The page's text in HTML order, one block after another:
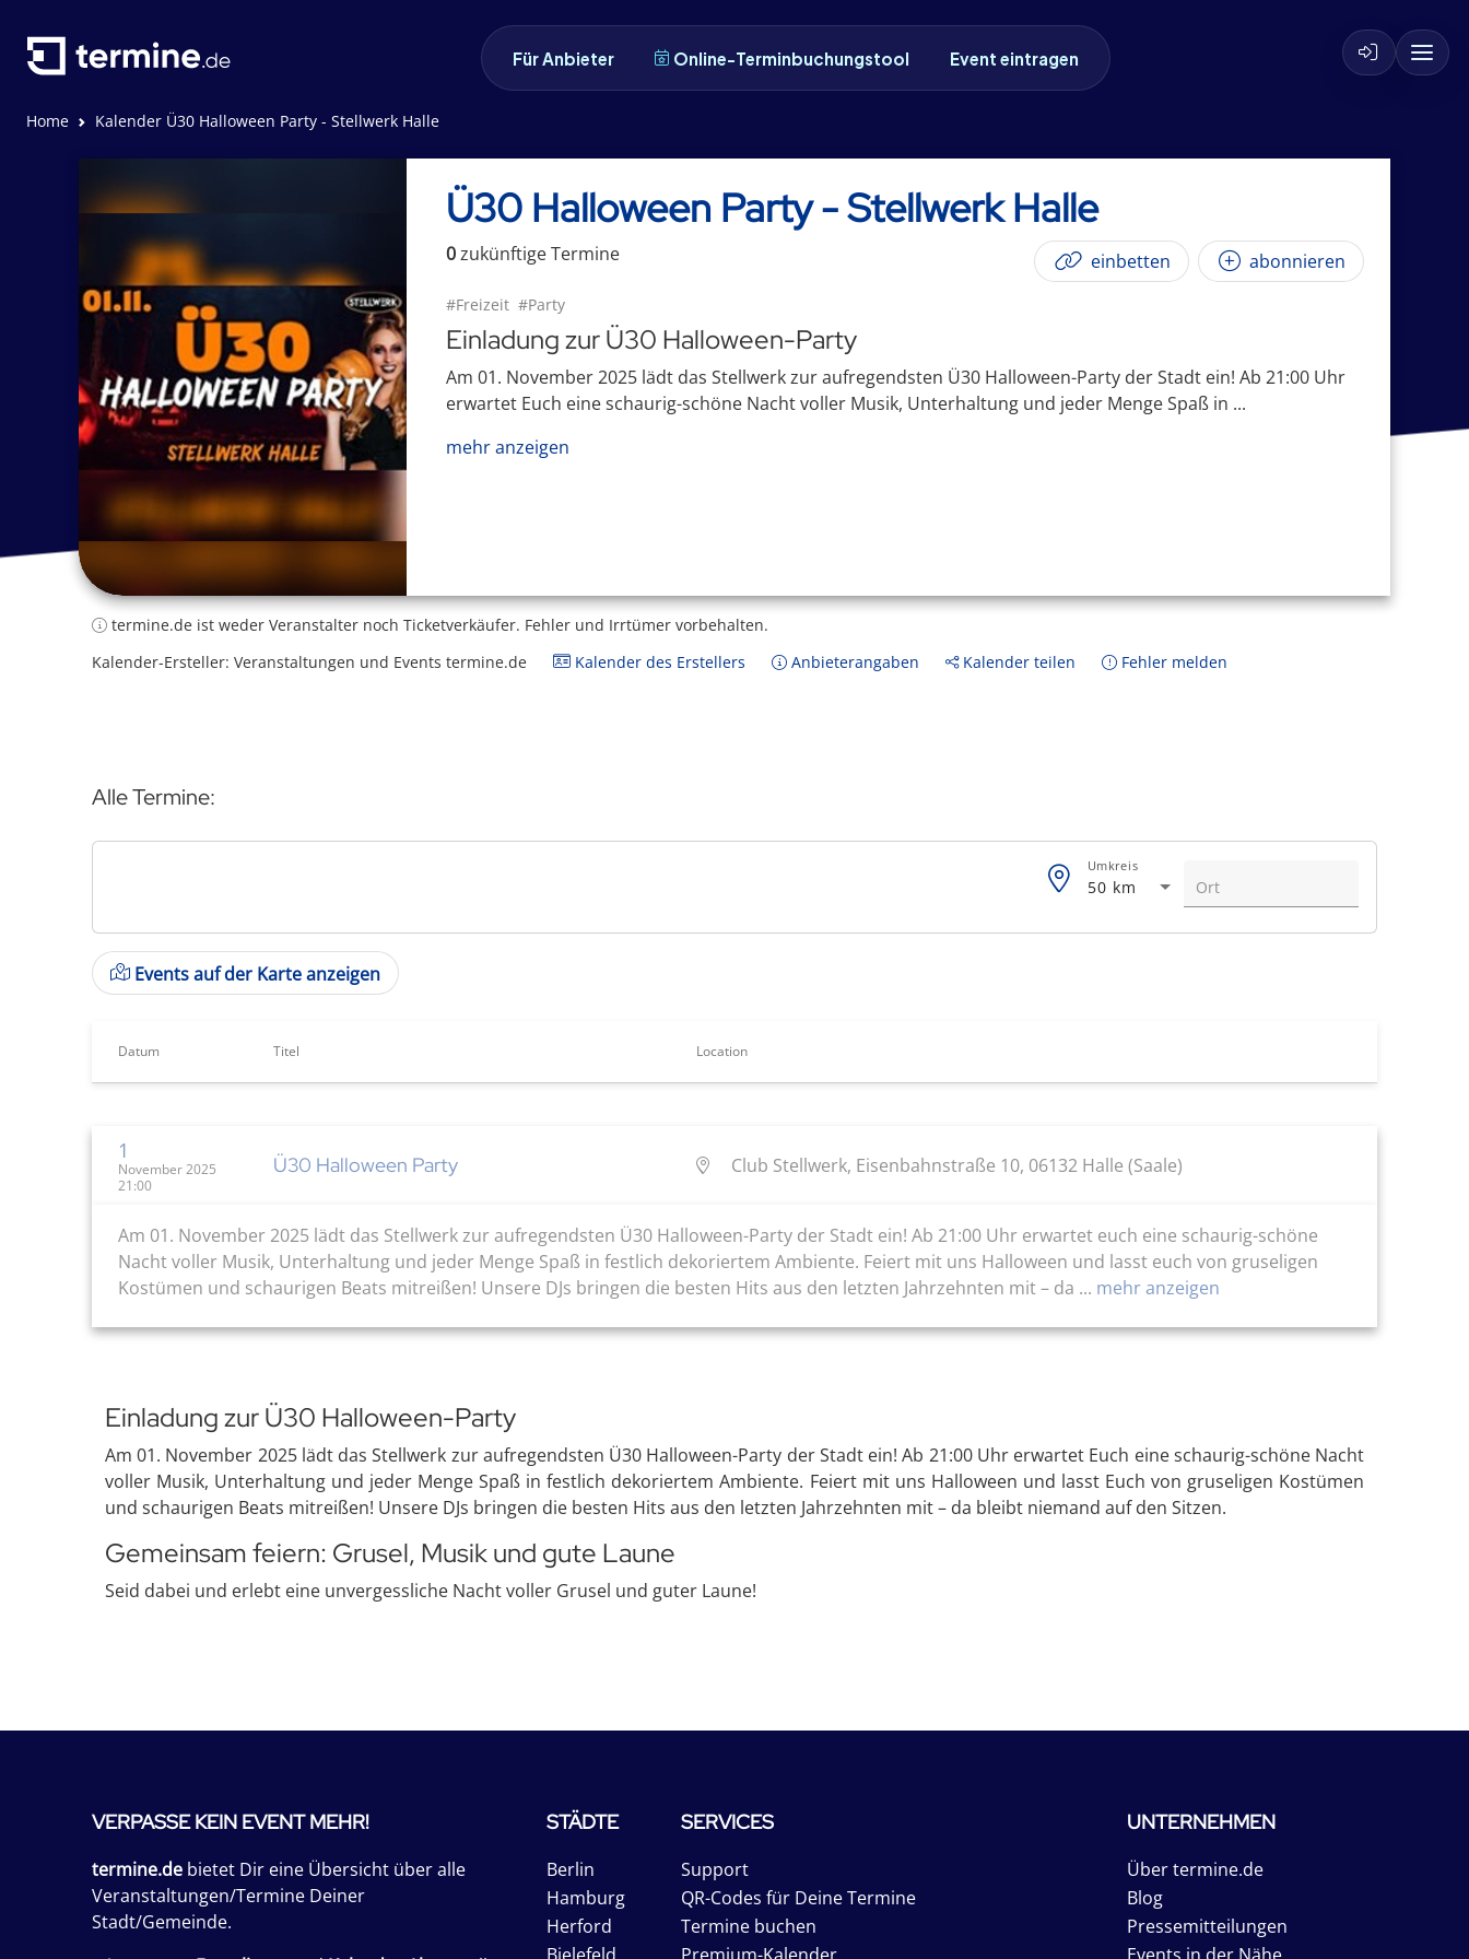
Für Anbieter Online-Terminbuchungstool Event eintragen
Home Kalender Ü30 Halloween Party - Stellwerk Halle
Ü30 Halloween Party - Stellwerk Halle
0zukünftigeTermine einbetten abonnieren
#Freizeit #Party
Einladung zur Ü30 Halloween-Party
Am 01. November 2025 lädt das Stellwerk zur aufregendsten Ü30 Halloween-Party der Stadt ein! Ab 21:00 Uhr
erwartet Euch eine schaurig-schöne Nacht voller Musik, Unterhaltung und jeder Menge Spaß in ...
mehr anzeigen
termine.de ist weder Veranstalter noch Ticketverkäufer. Fehler und Irrtümer vorbehalten.
Kalender-Ersteller: Veranstaltungen und Events termine.de
Kalender des Erstellers Anbieterangaben Kalender teilen Fehler melden
Alle Termine:
50 km
Umkreis
Events auf der Karte anzeigen
Datum Titel Location
1
November 2025
21:00
Ü30 Halloween Party Club Stellwerk, Eisenbahnstraße 10, 06132 Halle (Saale)
Am 01. November 2025 lädt das Stellwerk zur aufregendsten Ü30 Halloween-Party der Stadt ein! Ab 21:00 Uhr erwartet euch eine schaurig-schöne
Nacht voller Musik, Unterhaltung und jeder Menge Spaß in festlich dekoriertem Ambiente. Feiert mit uns Halloween und lasst euch von gruseligen
Kostümen und schaurigen Beats mitreißen! Unsere DJs bringen die besten Hits aus den letzten Jahrzehnten mit – da ... mehr anzeigen
Einladung zur Ü30 Halloween-Party
Am 01. November 2025 lädt das Stellwerk zur aufregendsten Ü30 Halloween-Party der Stadt ein! Ab 21:00 Uhr erwartet Euch eine schaurig-schöne Nacht
voller Musik, Unterhaltung und jeder Menge Spaß in festlich dekoriertem Ambiente. Feiert mit uns Halloween und lasst Euch von gruseligen Kostümen
und schaurigen Beats mitreißen! Unsere DJs bringen die besten Hits aus den letzten Jahrzehnten mit – da bleibt niemand auf den Sitzen.
Gemeinsam feiern: Grusel, Musik und gute Laune
Seid dabei und erlebt eine unvergessliche Nacht voller Grusel und guter Laune!
VERPASSE KEIN EVENT MEHR!
termine.de bietet Dir eine Übersicht über alle
Veranstaltungen/Termine Deiner
Stadt/Gemeinde.
STÄDTE
Berlin
Hamburg
Herford
SERVICES
Support
QR-Codes für Deine Termine
Termine buchen
UNTERNEHMEN
Über termine.de
Blog
Pressemitteilungen